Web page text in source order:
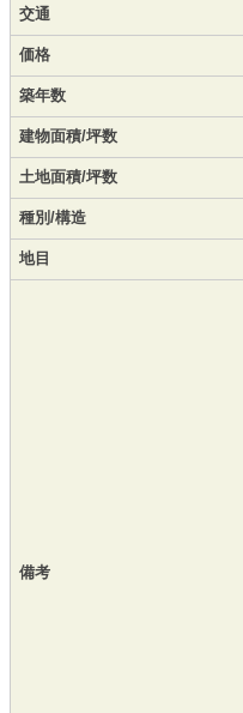
交通
価格
築年数
建物面積/坪数
土地面積/坪数
種別/構造
地目
備考